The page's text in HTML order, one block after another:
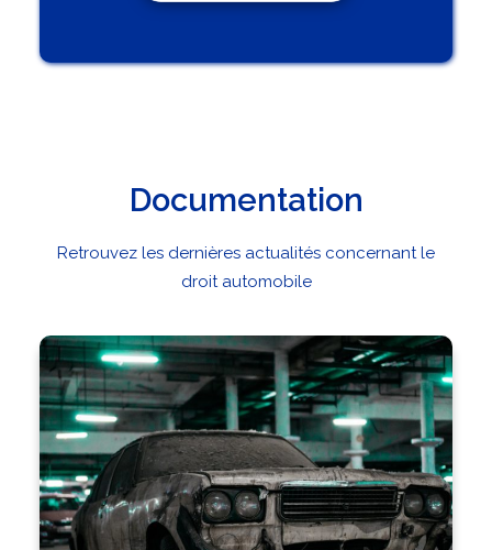
Documentation
Retrouvez les dernières actualités concernant le
droit automobile